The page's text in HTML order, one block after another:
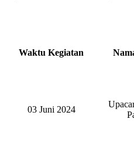
Waktu Kegiatan
03 Juni 2024